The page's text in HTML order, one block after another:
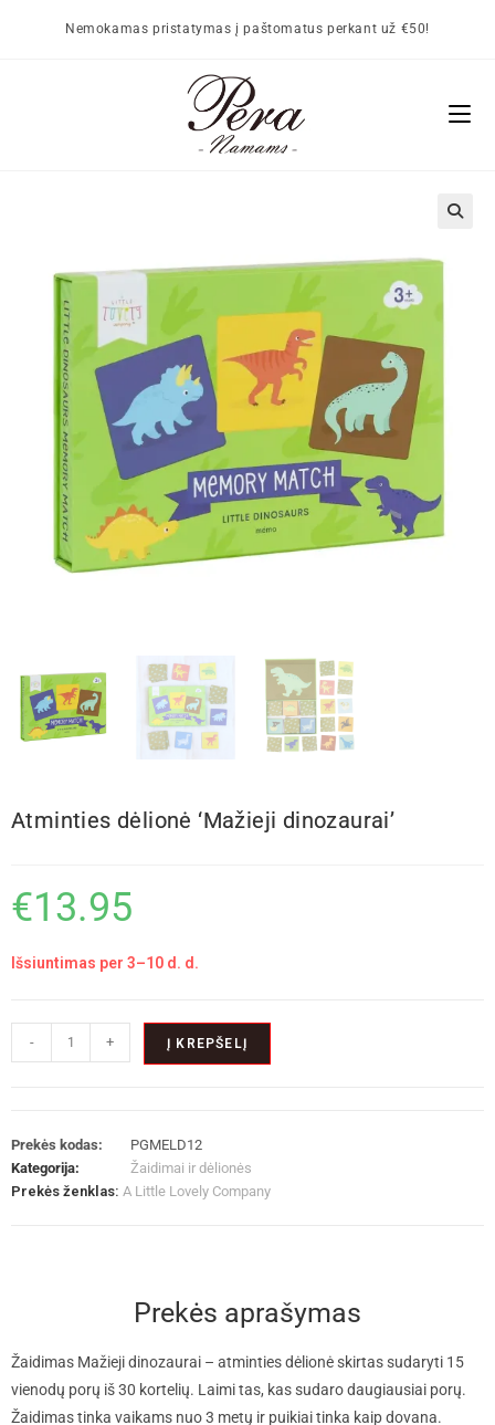
Nemokamas pristatymas į paštomatus perkant už €50!
Atminties dėlionė ‘Mažieji dinozaurai’
€13.95
Išsiuntimas per 3–10 d. d.
- + Į KREPŠELĮ
Prekės kodas:
PGMELD12
Kategorija:
Žaidimai ir dėlionės
Prekės ženklas: A Little Lovely Company
Prekės aprašymas
Žaidimas Mažieji dinozaurai – atminties dėlionė skirtas sudaryti 15
vienodų porų iš 30 kortelių. Laimi tas, kas sudaro daugiausiai porų.
Žaidimas tinka vaikams nuo 3 metų ir puikiai tinka kaip dovana.